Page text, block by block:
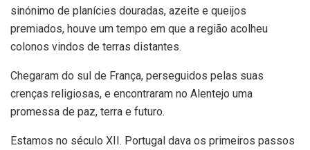
sinónimo de planícies douradas, azeite e queijos
premiados, houve um tempo em que a região acolheu
colonos vindos de terras distantes.
Chegaram do sul de França, perseguidos pelas suas
crenças religiosas, e encontraram no Alentejo uma
promessa de paz, terra e futuro.
Estamos no século XII. Portugal dava os primeiros passos